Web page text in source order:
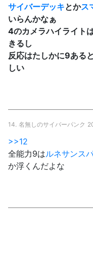
サイバーデッキとかス
いらんかなぁ
4のカメラハイライト
きるし
反応はたしかに9ある
しい
14. 名無しのサイバーパンク
>>12
全能力9はルネサンス
か浮くんだよな